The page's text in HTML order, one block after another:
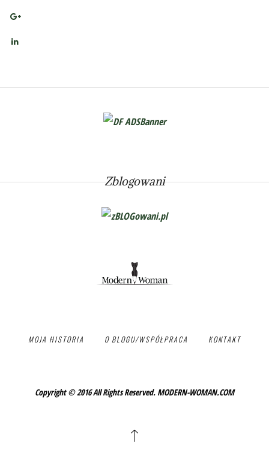
Zblogowani
MOJA HISTORIA O BLOGU/WSPÓŁPRACA KONTAKT
Copyright © 2016 All Rights Reserved. MODERN-WOMAN.COM